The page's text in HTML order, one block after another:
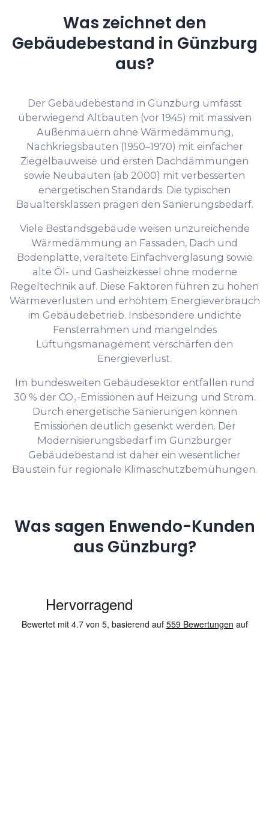
Was zeichnet den
Gebäudebestand in Günzburg
aus?
Der Gebäudebestand in Günzburg umfasst
überwiegend Altbauten (vor 1945) mit massiven
Außenmauern ohne Wärmedämmung,
Nachkriegsbauten (1950–1970) mit einfacher
Ziegelbauweise und ersten Dachdämmungen
sowie Neubauten (ab 2000) mit verbesserten
energetischen Standards. Die typischen
Baualtersklassen prägen den Sanierungsbedarf.
Viele Bestandsgebäude weisen unzureichende
Wärmedämmung an Fassaden, Dach und
Bodenplatte, veraltete Einfachverglasung sowie
alte Öl- und Gasheizkessel ohne moderne
Regeltechnik auf. Diese Faktoren führen zu hohen
Wärmeverlusten und erhöhtem Energieverbrauch
im Gebäudebetrieb. Insbesondere undichte
Fensterrahmen und mangelndes
Lüftungsmanagement verschärfen den
Energieverlust.
Im bundesweiten Gebäudesektor entfallen rund
30 % der CO₂-Emissionen auf Heizung und Strom.
Durch energetische Sanierungen können
Emissionen deutlich gesenkt werden. Der
Modernisierungsbedarf im Günzburger
Gebäudebestand ist daher ein wesentlicher
Baustein für regionale Klimaschutzbemühungen.
Was sagen Enwendo-Kunden
aus Günzburg?